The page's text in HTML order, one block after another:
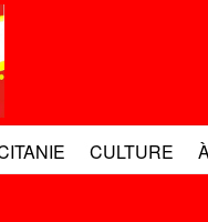
CULTURE